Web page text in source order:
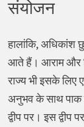
संयोजन
हालांकि, अधिकांश
आते हैं। आराम और
राज्य भी इसके
अनुभव के साथ पाक
द्वीप पर। इस द्वीप